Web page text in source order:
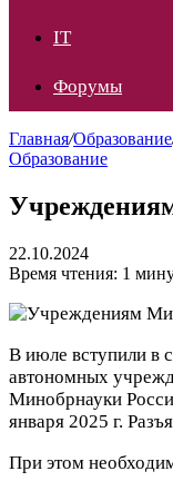
IT
Форумы
Главная/Образование
Образование
22.10.2024
Время чтения: 1
В июле вступили в
автономных
Минобрнауки
января 2025 г.
При этом